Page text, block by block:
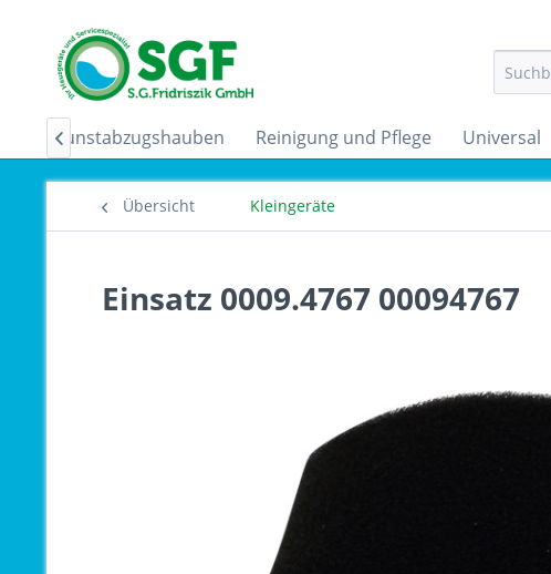
Dunstabzugshauben Reinigung und Pflege Universal

Übersicht Kleingeräte
Einsatz 0009.4767 00094767